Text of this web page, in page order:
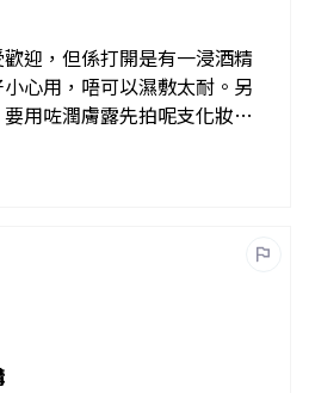
迎，但係打開是有一浸酒精
心用，唔可以濕敷太耐。另
用咗潤膚露先拍呢支化妝